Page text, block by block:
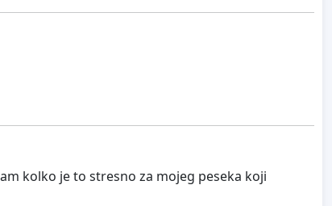
kolko je to stresno za mojeg peseka koji